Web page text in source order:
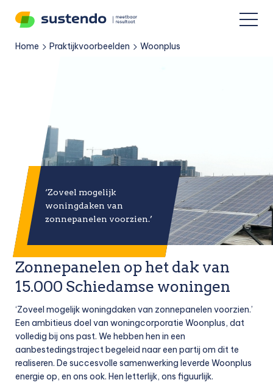
Home » Praktijkvoorbeelden » Woonplus
Zonnepanelen op het dak van
15.000 Schiedamse woningen
‘Zoveel mogelijk woningdaken van zonnepanelen voorzien.’
Een ambitieus doel van woningcorporatie Woonplus, dat
volledig bij ons past. We hebben hen in een
aanbestedingstraject begeleid naar een partij om dit te
realiseren. De succesvolle samenwerking leverde Woonplus
energie op, en ons ook. Hen letterlijk, ons figuurlijk.
‘Zoveel mogelijk
woningdaken van
zonnepanelen voorzien.’